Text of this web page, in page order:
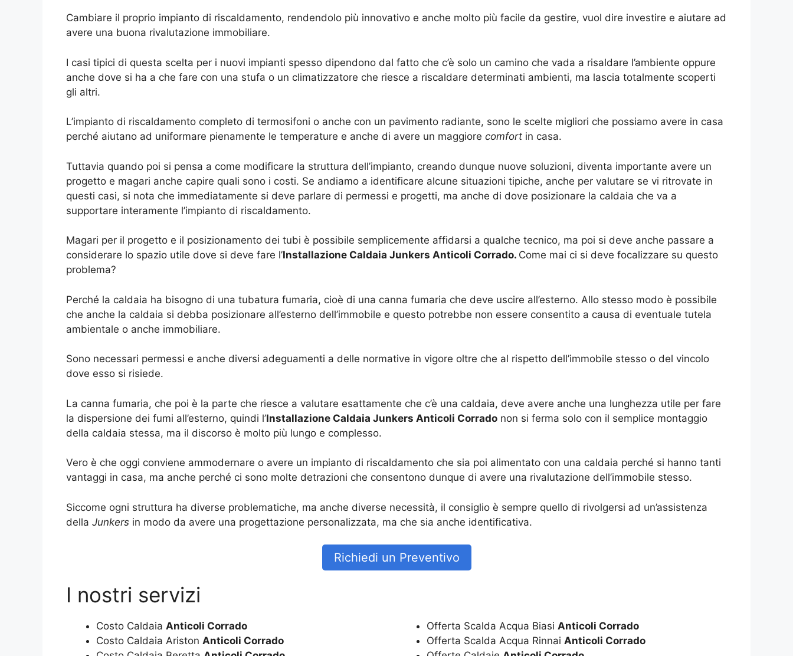
Cambiare il proprio impianto di riscaldamento, rendendolo più innovativo e anche molto più facile da gestire, vuol dire investire e aiutare ad
avere una buona rivalutazione immobiliare.
I casi tipici di questa scelta per i nuovi impianti spesso dipendono dal fatto che c’è solo un camino che vada a risaldare l’ambiente oppure
anche dove si ha a che fare con una stufa o un climatizzatore che riesce a riscaldare determinati ambienti, ma lascia totalmente scoperti
gli altri.
L’impianto di riscaldamento completo di termosifoni o anche con un pavimento radiante, sono le scelte migliori che possiamo avere in casa
perché aiutano ad uniformare pienamente le temperature e anche di avere un maggiore comfort in casa.
Tuttavia quando poi si pensa a come modificare la struttura dell’impianto, creando dunque nuove soluzioni, diventa importante avere un
progetto e magari anche capire quali sono i costi. Se andiamo a identificare alcune situazioni tipiche, anche per valutare se vi ritrovate in
questi casi, si nota che immediatamente si deve parlare di permessi e progetti, ma anche di dove posizionare la caldaia che va a
supportare interamente l’impianto di riscaldamento.
Magari per il progetto e il posizionamento dei tubi è possibile semplicemente affidarsi a qualche tecnico, ma poi si deve anche passare a
considerare lo spazio utile dove si deve fare l’Installazione Caldaia Junkers Anticoli Corrado. Come mai ci si deve focalizzare su questo
problema?
Perché la caldaia ha bisogno di una tubatura fumaria, cioè di una canna fumaria che deve uscire all’esterno. Allo stesso modo è possibile
che anche la caldaia si debba posizionare all’esterno dell’immobile e questo potrebbe non essere consentito a causa di eventuale tutela
ambientale o anche immobiliare.
Sono necessari permessi e anche diversi adeguamenti a delle normative in vigore oltre che al rispetto dell’immobile stesso o del vincolo
dove esso si risiede.
La canna fumaria, che poi è la parte che riesce a valutare esattamente che c’è una caldaia, deve avere anche una lunghezza utile per fare
la dispersione dei fumi all’esterno, quindi l’Installazione Caldaia Junkers Anticoli Corrado non si ferma solo con il semplice montaggio
della caldaia stessa, ma il discorso è molto più lungo e complesso.
Vero è che oggi conviene ammodernare o avere un impianto di riscaldamento che sia poi alimentato con una caldaia perché si hanno tanti
vantaggi in casa, ma anche perché ci sono molte detrazioni che consentono dunque di avere una rivalutazione dell’immobile stesso.
Siccome ogni struttura ha diverse problematiche, ma anche diverse necessità, il consiglio è sempre quello di rivolgersi ad un’assistenza
della Junkers in modo da avere una progettazione personalizzata, ma che sia anche identificativa.
Richiedi un Preventivo
I nostri servizi
Costo Caldaia Anticoli Corrado
Costo Caldaia Ariston Anticoli Corrado
Offerta Scalda Acqua Biasi Anticoli Corrado
Offerta Scalda Acqua Rinnai Anticoli Corrado